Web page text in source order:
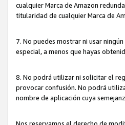
cualquier Marca de Amazon
titularidad de cualquier Marca de
7. No puedes mostrar ni usar
especial, a menos que hayas
8. No podrá utilizar ni solicitar el
provocar confusión. No podrá
nombre de aplicación cuya
Nos reservamos el derecho de